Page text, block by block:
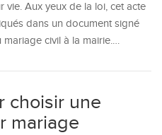
vie. Aux yeux de la loi, cet acte
dans un document signé
civil à la mairie.…
choisir une
mariage